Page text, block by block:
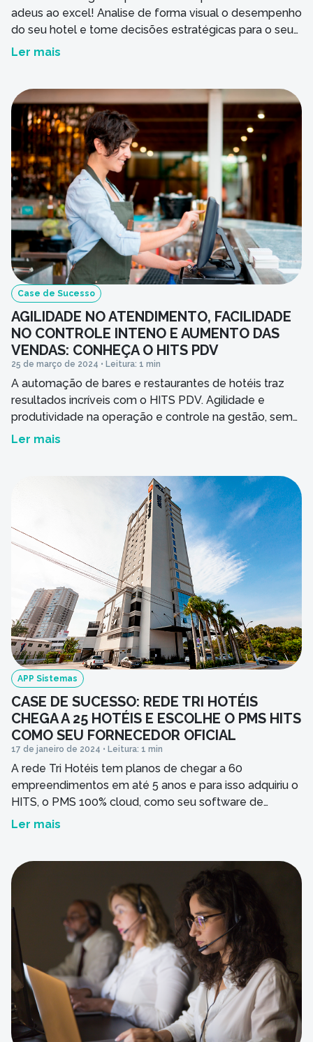
adeus ao excel! Analise de forma visual o desempenho
do seu hotel e tome decisões estratégicas para o seu
negócio, baseadas em dados.
Ler mais
Case de Sucesso
AGILIDADE NO ATENDIMENTO, FACILIDADE
NO CONTROLE INTENO E AUMENTO DAS
VENDAS: CONHEÇA O HITS PDV
25 de março de 2024 • Leitura: 1 min
A automação de bares e restaurantes de hotéis traz
resultados incríveis com o HITS PDV. Agilidade e
produtividade na operação e controle na gestão, sem
contar na melhora de experiência pro hóspede. Saiba
Ler mais
APP Sistemas
CASE DE SUCESSO: REDE TRI HOTÉIS
CHEGA A 25 HOTÉIS E ESCOLHE O PMS HITS
COMO SEU FORNECEDOR OFICIAL
17 de janeiro de 2024 • Leitura: 1 min
A rede Tri Hotéis tem planos de chegar a 60
empreendimentos em até 5 anos e para isso adquiriu o
HITS, o PMS 100% cloud, como seu software de
gestão oficial. Confira a entrevista com Bianca Sgarioni.
Ler mais